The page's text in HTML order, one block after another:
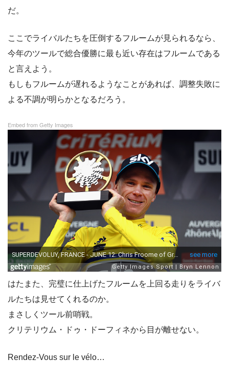
だ。
ここでライバルたちを圧倒するフルームが見られるなら、
今年のツールで総合優勝に最も近い存在はフルームである
と言えよう。
もしもフルームが遅れるようなことがあれば、調整失敗に
よる不調が明らかとなるだろう。
Embed from Getty Images
はたまた、完璧に仕上げたフルームを上回る走りをライバ
ルたちは見せてくれるのか。
まさしくツール前哨戦。
クリテリウム・ドゥ・ドーフィネから目が離せない。
Rendez-Vous sur le vélo…